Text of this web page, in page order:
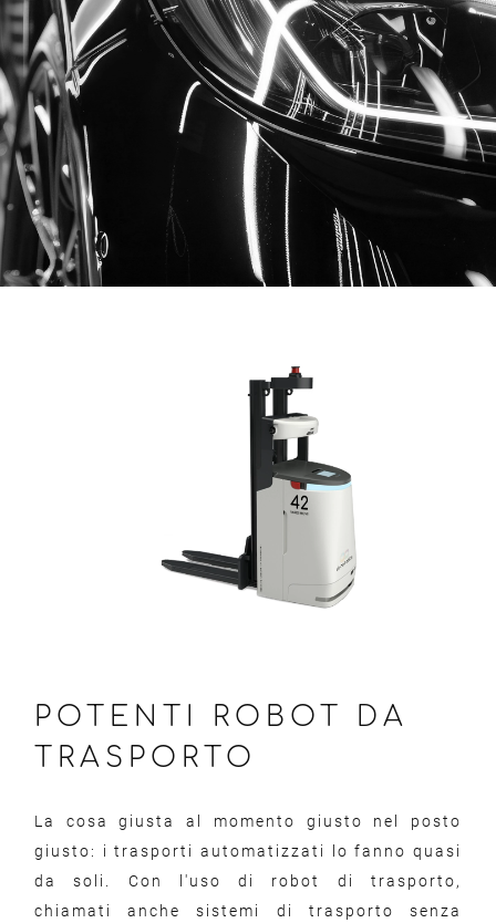
POTENTI ROBOT DA
TRASPORTO
La cosa giusta al momento giusto nel posto
giusto: i trasporti automatizzati lo fanno quasi
da soli. Con l'uso di robot di trasporto,
chiamati anche sistemi di trasporto senza